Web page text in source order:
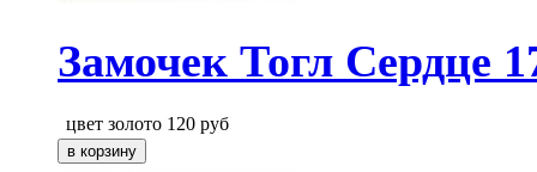
Замочек Тогл Сердце
цвет золото 120 руб